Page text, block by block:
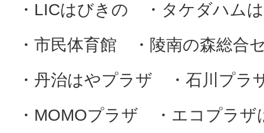
・LICはびきの ・タケダハム
・市民体育館 ・陵南の森総合
・丹治はやプラザ ・石川プラ
・MOMOプラザ ・エコプラザ